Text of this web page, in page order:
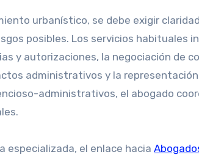
urbanístico, se debe exigir
posibles. Los servicios habituales
y autorizaciones, la negociación de
administrativos y la
administrativos, el abogado
especializada, el enlace hacia